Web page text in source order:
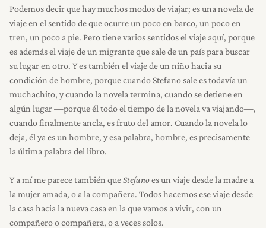
Podemos decir que hay muchos modos de viajar; es una novela de
viaje en el sentido de que ocurre un poco en barco, un poco en
tren, un poco a pie. Pero tiene varios sentidos el viaje aquí, porque
es además el viaje de un migrante que sale de un país para buscar
su lugar en otro. Y es también el viaje de un niño hacia su
condición de hombre, porque cuando Stefano sale es todavía un
muchachito, y cuando la novela termina, cuando se detiene en
algún lugar —porque él todo el tiempo de la novela va viajando—,
cuando finalmente ancla, es fruto del amor. Cuando la novela lo
deja, él ya es un hombre, y esa palabra, hombre, es precisamente
la última palabra del libro.
Y a mí me parece también queStefanoes un viaje desde la madre a
la mujer amada, o a la compañera. Todos hacemos ese viaje desde
la casa hacia la nueva casa en la que vamos a vivir, con un
compañero o compañera, o a veces solos.